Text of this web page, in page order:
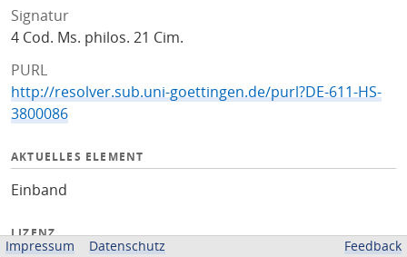
Signatur
4 Cod. Ms. philos. 21 Cim.
PURL
http://resolver.sub.uni-goettingen.de/purl?DE-611-HS-
3800086
AKTUELLES ELEMENT
Einband
LIZENZ
Impressum Datenschutz Feedback